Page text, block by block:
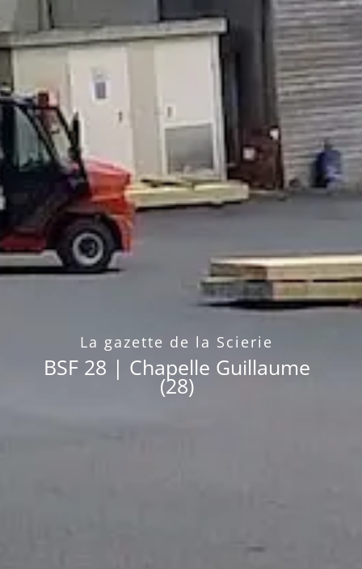
La gazette de la Scierie
BSF 28 | Chapelle Guillaume
(28)